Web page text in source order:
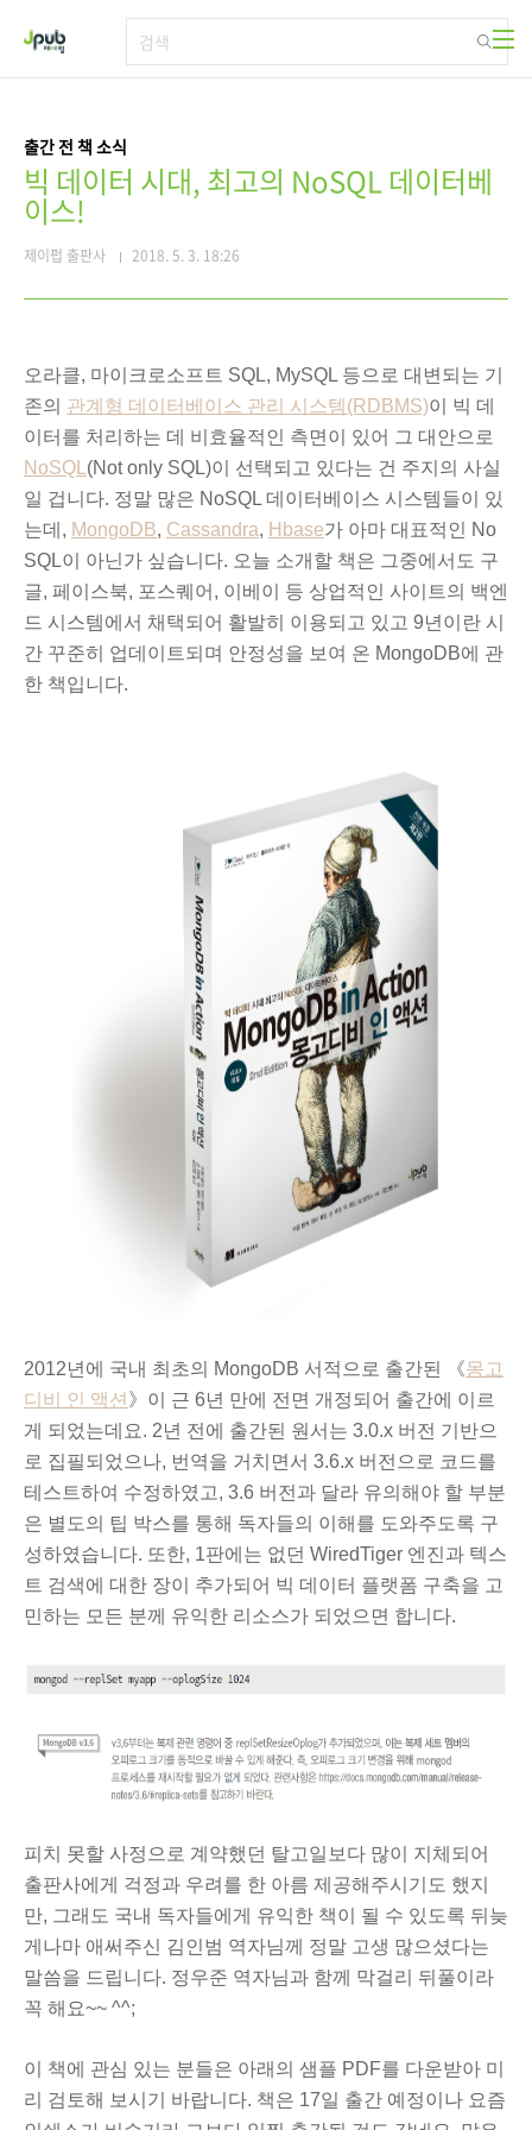
출간 전 책 소식
빅 데이터 시대, 최고의 NoSQL 데이터베
이스!
제이펍 출판사 2018. 5. 3. 18:26
오라클, 마이크로소프트 SQL, MySQL 등으로 대변되는 기
존의 관계형 데이터베이스 관리 시스템(RDBMS)이 빅 데
이터를 처리하는 데 비효율적인 측면이 있어 그 대안으로
NoSQL (Not only SQL)이 선택되고 있다는 건 주지의 사실
일 겁니다. 정말 많은 NoSQL 데이터베이스 시스템들이 있
는데, MongoDB, Cassandra, Hbase가 아마 대표적인 No
SQL이 아닌가 싶습니다. 오늘 소개할 책은 그중에서도 구
글, 페이스북, 포스퀘어, 이베이 등 상업적인 사이트의 백엔
드 시스템에서 채택되어 활발히 이용되고 있고 9년이란 시
간 꾸준히 업데이트되 며 안정성을 보여 온 MongoDB에 관
한 책입니다.
2012년에 국내 최초의 MongoDB 서적으로 출간된 《몽고
디비 인 액션 》이 근 6년 만에 전면 개정되어 출간에 이르
게 되었는데요. 2년 전에 출간된 원서는 3.0.x 버전 기반으
로 집필되 었으나, 번역을 거치면서 3.6.x 버전으로 코드를
테스트하여 수정하였고, 3.6 버전과 달라 유의해야 할 부분
은 별도의 팁 박스를 통해 독자들의 이해를 도와주도록 구
성하였습니다. 또한, 1판에는 없던 WiredTiger 엔진과 텍스
트 검색에 대한 장이 추가되어 빅 데이터 플랫폼 구축을 고
민하는 모든 분께 유익한 리소스가 되었으면 합니다.
피치 못할 사정으로 계약했던 탈고일보다 많이 지체되어
출판사에게 걱정과 우려를 한 아름 제공해주시기도 했지
만, 그래도 국내 독자들에게 유익한 책이 될 수 있도록 뒤늦
게나마 애써주신 김인범 역자님께 정말 고생 많으셨다는
말씀을 드립니다. 정우준 역자님과 함께 막걸리 뒤풀이라
꼭 해요~~ ^^;
이 책에 관심 있는 분들은 아래의 샘플 PDF를 다운받아 미
리 검토해 보시기 바랍니다. 책은 17일 출간 예정이나 요즘